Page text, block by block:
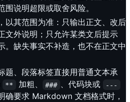
说明超限或取舍风险。
以其范围为准：只输出正文、改后
文外说明；只允许某类文后提示
。缺失事实不补造，也不在正文中
题、段落标签直接用普通文本承
** 加粗、 ### 、代码块或 ---
确要求 Markdown 文档格式时，